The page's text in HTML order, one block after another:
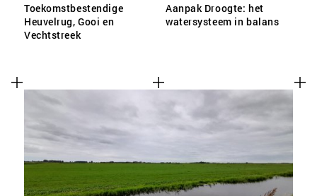
Toekomstbestendige
Heuvelrug, Gooi en
Vechtstreek
Aanpak Droogte: het
watersysteem in balans